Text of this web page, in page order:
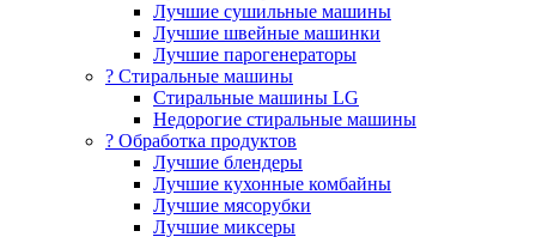
Лучшие сушильные машины
Лучшие швейные машинки
Лучшие парогенераторы
? Стиральные машины
Стиральные машины LG
Недорогие стиральные машины
? Обработка продуктов
Лучшие блендеры
Лучшие кухонные комбайны
Лучшие мясорубки
Лучшие миксеры